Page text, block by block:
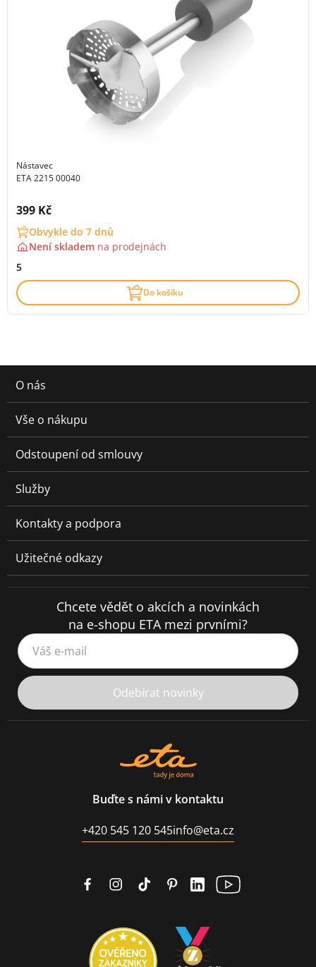
Nástavec
ETA 2215 00040
Cena s DPH:
399 Kč
Obvykle do 7 dnů
Není skladem na prodejnách
5
Do košíku
O nás
Vše o nákupu
Odstoupení od smlouvy
Služby
Kontakty a podpora
Užitečné odkazy
Chcete vědět o akcích a novinkách
na e-shopu ETA mezi prvními?
Váš e-mail
Odebírat novinky
Buďte s námi v kontaktu
+420 545 120 545info@eta.cz